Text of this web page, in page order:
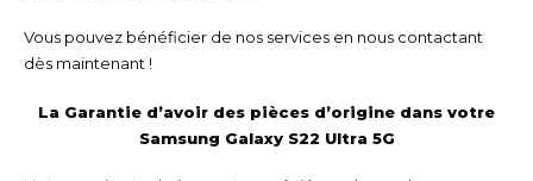
Vous pouvez bénéficier de nos services en nous contactant
dès maintenant !
La Garantie d’avoir des pièces d’origine dans votre
Samsung Galaxy S22 Ultra 5G